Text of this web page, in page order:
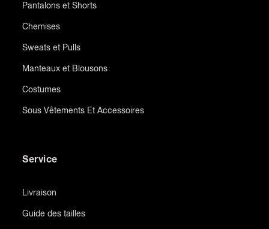
Pantalons et Shorts
Chemises
Sweats et Pulls
Manteaux et Blousons
Costumes
Sous Vêtements Et Accessoires
Service
Livraison
Guide des tailles